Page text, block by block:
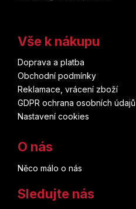
Vše k nákupu
Doprava a platba
Obchodní podmínky
Reklamace, vrácení zboží
GDPR ochrana osobních údajů
Nastavení cookies
O nás
Něco málo o nás
Sledujte nás